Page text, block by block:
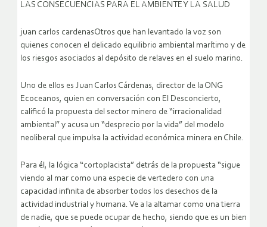
LAS CONSECUENCIAS PARA EL AMBIENTE Y LA SALUD
juan carlos cardenasOtros que han levantado la voz son
quienes conocen el delicado equilibrio ambiental marítimo y de
los riesgos asociados al depósito de relaves en el suelo marino.
Uno de ellos es Juan Carlos Cárdenas, director de la ONG
Ecoceanos, quien en conversación con El Desconcierto,
calificó la propuesta del sector minero de “irracionalidad
ambiental” y acusa un “desprecio por la vida” del modelo
neoliberal que impulsa la actividad económica minera en Chile.
Para él, la lógica “cortoplacista” detrás de la propuesta “sigue
viendo al mar como una especie de vertedero con una
capacidad infinita de absorber todos los desechos de la
actividad industrial y humana. Ve a la altamar como una tierra
de nadie, que se puede ocupar de hecho, siendo que es un bien